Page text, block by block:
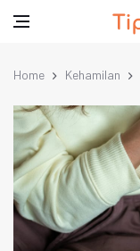
Home Kehamilan